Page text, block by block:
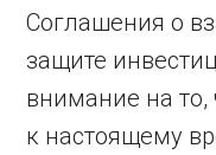
Соглашения о
защите
внимание на то,
к настоящему